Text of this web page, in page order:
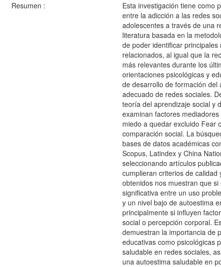
Resumen :
Esta investigación tiene como
entre la adicción a las redes
adolescentes a través de una
literatura basada en la
de poder identificar
relacionados, al igual que la
más relevantes durante los
orientaciones psicológicas y
de desarrollo de formación del
adecuado de redes sociales.
teoría del aprendizaje social y
examinan factores
miedo a quedar excluido Fear
comparación social. La
bases de datos académicas
Scopus, Latindex y China
seleccionando artículos
cumplieran criterios de
obtenidos nos muestran que
significativa entre un uso
y un nivel bajo de autoestima
principalmente si influyen
social o percepción corporal.
demuestran la importancia de
educativas como psicológicas
saludable en redes sociales,
una autoestima saludable en